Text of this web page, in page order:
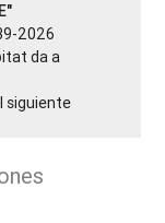
2026
da a
siguiente